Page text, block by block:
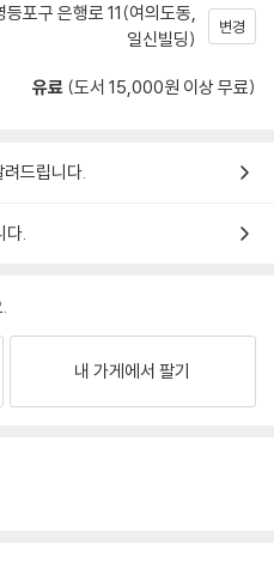
등포구 은행로 11(여의도동,
일신빌딩)
변경
유료 (도서 15,000원 이상 무료)
드립니다.
다.
내 가게에서 팔기